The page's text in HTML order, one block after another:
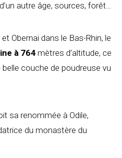
autre âge, sources, forêt…
Obernai dans le Bas-Rhin, le
à 764 mètres d’altitude, ce
couche de poudreuse vu
sa renommée à Odile,
du monastère du